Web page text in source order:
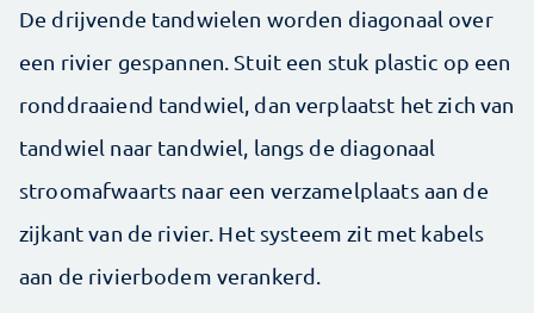
De drijvende tandwielen worden diagonaal over
een rivier gespannen. Stuit een stuk plastic op een
ronddraaiend tandwiel, dan verplaatst het zich van
tandwiel naar tandwiel, langs de diagonaal
stroomafwaarts naar een verzamelplaats aan de
zijkant van de rivier. Het systeem zit met kabels
aan de rivierbodem verankerd.